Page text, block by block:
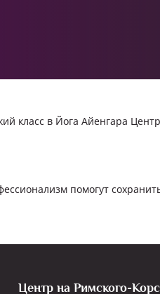
класс в Йога Айенгара
помогут
Центр на Римского-